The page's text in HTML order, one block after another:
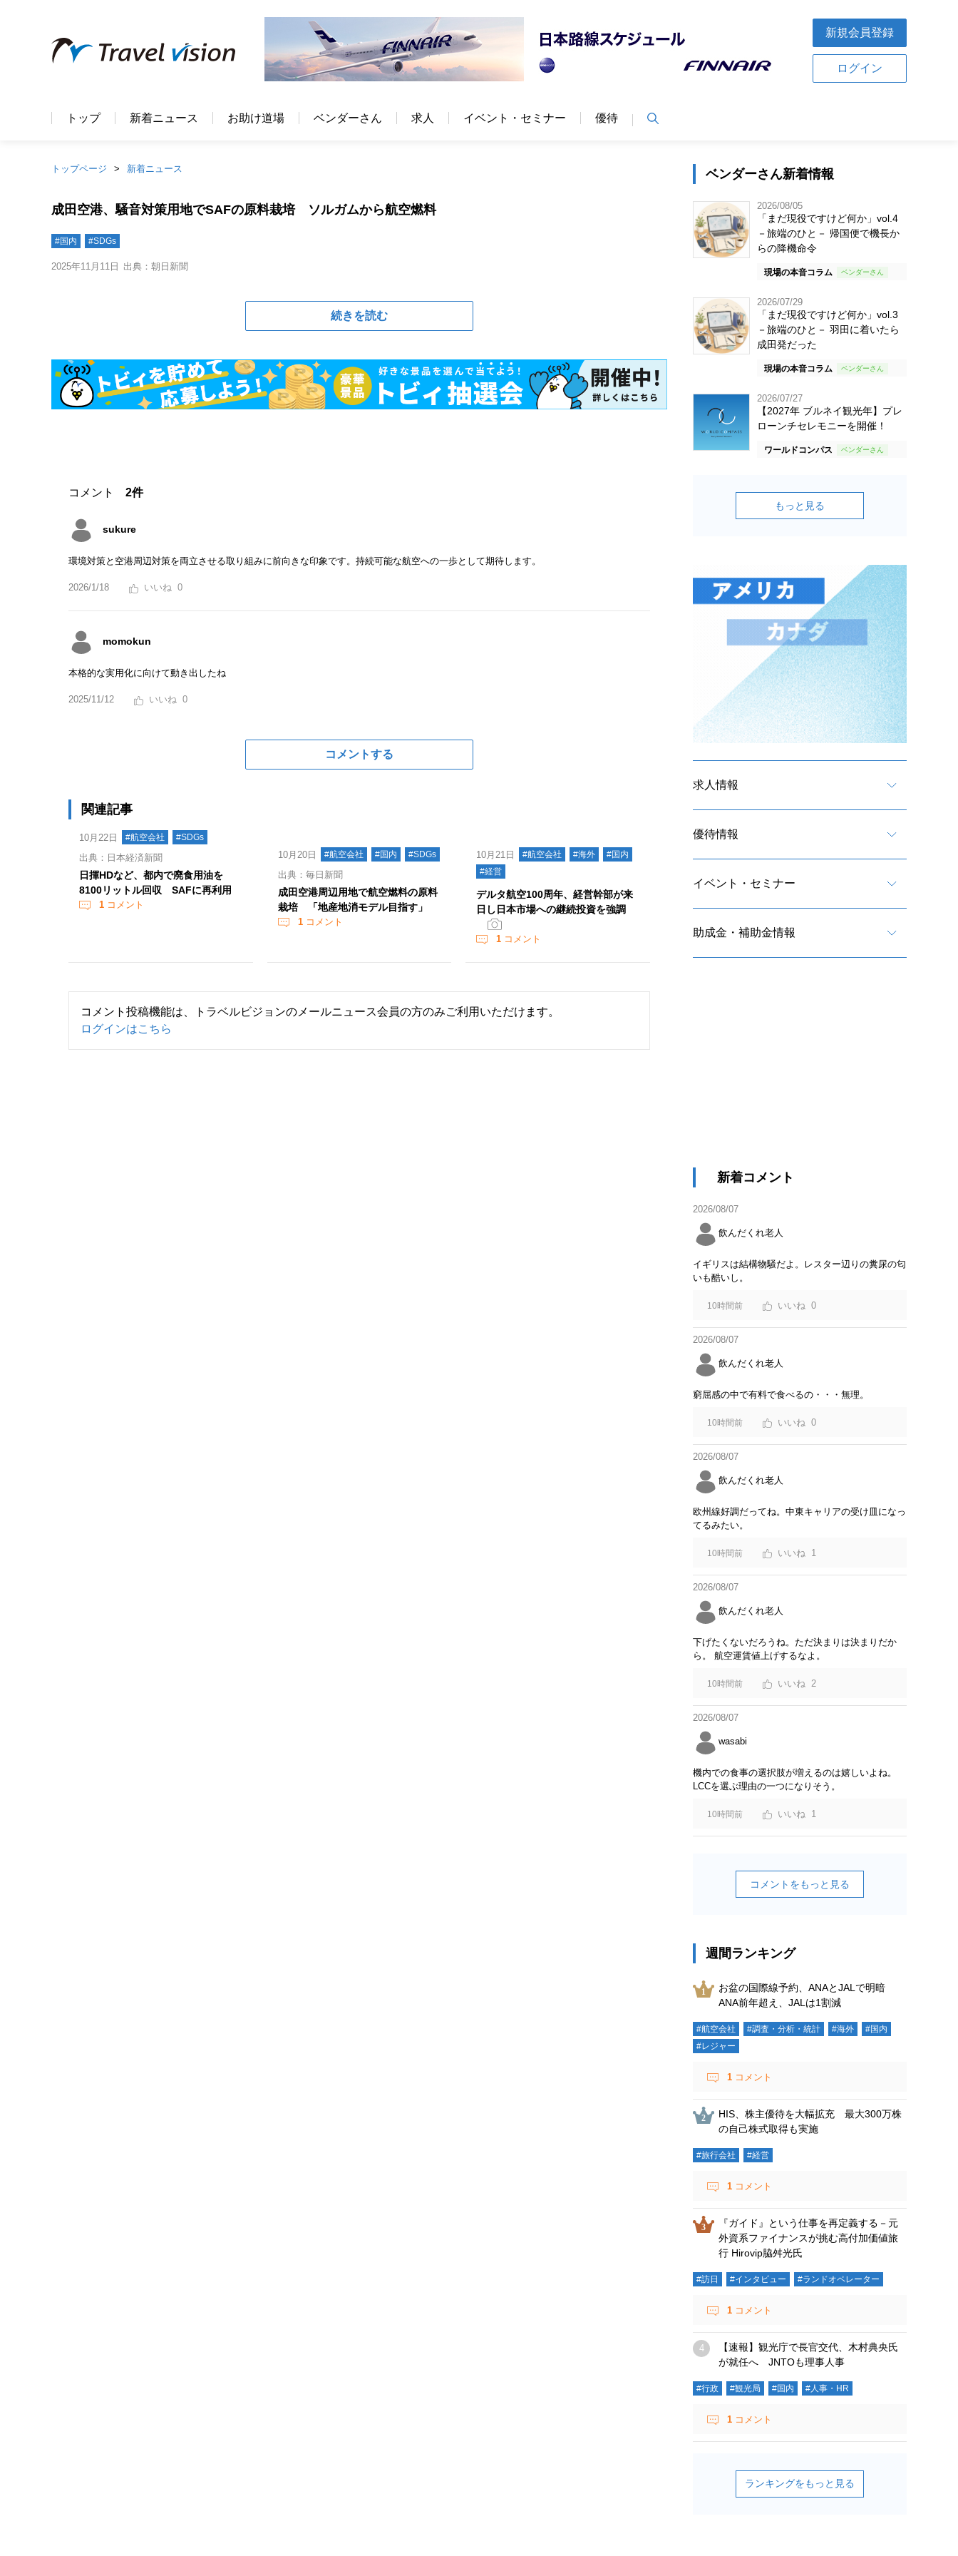
新規会員登録
ログイン
トップ 新着ニュース お助け道場 ベンダーさん 求人 イベント・セミナー 優待
トップページ 新着ニュース
成田空港、騒音対策用地でSAFの原料栽培 ソルガムから航空燃料
#国内 #SDGs
2025年11月11日 出典：朝日新聞
続きを読む
コメント 2件
sukure
環境対策と空港周辺対策を両立させる取り組みに前向きな印象です。持続可能な航空への一歩として期待します。
2026/1/18 0
momokun
本格的な実用化に向けて動き出したね
2025/11/12 0
コメントする
関連記事
10月22日 #航空会社 #SDGs
出典：日本経済新聞
日揮HDなど、都内で廃食用油を
8100リットル回収 SAFに再利用
1 コメント
10月20日 #航空会社 #国内 #SDGs
出典：毎日新聞
成田空港周辺用地で航空燃料の原料
栽培 「地産地消モデル目指す」
1コメント
10月21日 #航空会社 #海外
#国内
#経営
デルタ航空100周年、経営幹部が来
日し日本市場への継続投資を強調
1 コメント
コメント投稿機能は、トラベルビジョンのメールニュース会員の方のみご利用いただけます。
ログインはこちら
ベンダーさん新着情報
2026/08/05
「まだ現役ですけど何か」vol.4
－旅端のひと－ 帰国便で機長か
らの降機命令
現場の本音コラム
2026/07/29
「まだ現役ですけど何か」vol.3
－旅端のひと－ 羽田に着いたら
成田発だった
現場の本音コラム
2026/07/27
【2027年 ブルネイ観光年】プレ
ローンチセレモニーを開催！
ワールドコンパス
もっと見る
求人情報
優待情報
イベント・セミナー
助成金・補助金情報
新着コメント
2026/08/07
飲んだくれ老人
イギリスは結構物騒だよ。レスター辺りの糞尿の匂
いも酷いし。
10時間前 0
2026/08/07
飲んだくれ老人
窮屈感の中で有料で食べるの・・・無理。
10時間前 0
2026/08/07
飲んだくれ老人
欧州線好調だってね。中東キャリアの受け皿になっ
てるみたい。
10時間前 1
2026/08/07
飲んだくれ老人
下げたくないだろうね。ただ決まりは決まりだか
ら。 航空運賃値上げするなよ。
10時間前 2
2026/08/07
wasabi
機内での食事の選択肢が増えるのは嬉しいよね。
LCCを選ぶ理由の一つになりそう。
10時間前 1
コメントをもっと見る
週間ランキング
お盆の国際線予約、ANAとJALで明暗
ANA前年超え、JALは1割減
#航空会社 #調査・分析・統計 #海外
#国内
#レジャー
1 コメント
HIS、株主優待を大幅拡充 最大300万株
の自己株式取得も実施
#旅行会社 #経営
1 コメント
『ガイド』という仕事を再定義する－元
外資系ファイナンスが挑む高付加価値旅
行 Hirovip脇舛光氏
#訪日 #インタビュー #ランドオペレーター
1 コメント
【速報】観光庁で長官交代、木村典央氏
が就任へ JNTOも理事人事
#行政 #観光局 #国内 #人事・HR
1 コメント